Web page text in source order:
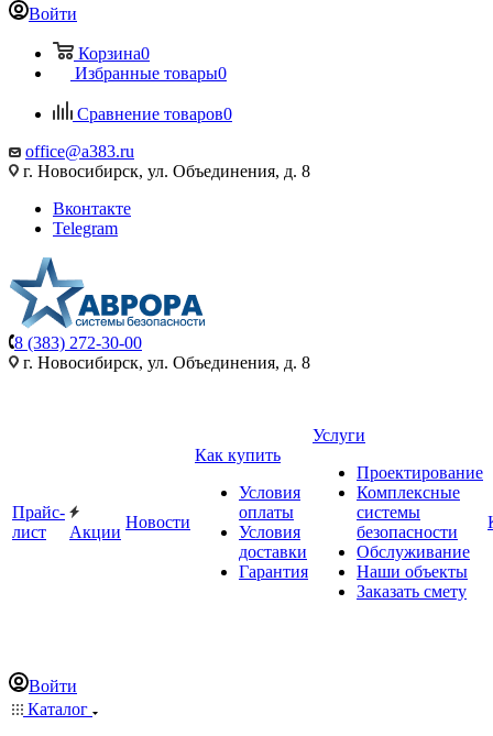
Войти
Корзина0
Избранные товары0
Сравнение товаров0
office@a383.ru
г. Новосибирск, ул. Объединения, д. 8
Вконтакте
Telegram
8 (383) 272-30-00
г. Новосибирск, ул. Объединения, д. 8
Прайс-
лист
Акции
Новости
Как купить
Условия
оплаты
Условия
доставки
Гарантия
Услуги
Проектирование
Комплексные
системы
безопасности
Обслуживание
Наши объекты
Заказать смету
Войти
Каталог